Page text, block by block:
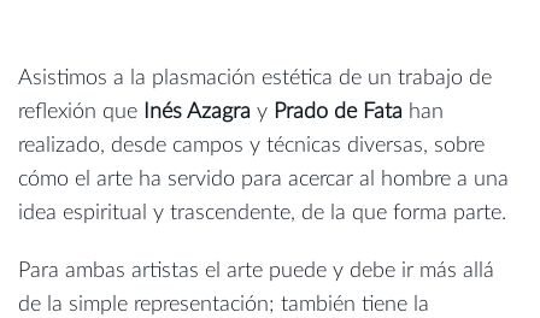
Asistimos a la plasmación estética de un trabajo de
reflexión que
Inés Azagra y Prado de Fata han
realizado, desde campos y técnicas diversas, sobre
cómo el arte ha servido para acercar al hombre a una
idea espiritual y trascendente, de la que forma parte.
Para ambas artistas el arte puede y debe ir más allá
de la simple representación; también tiene la